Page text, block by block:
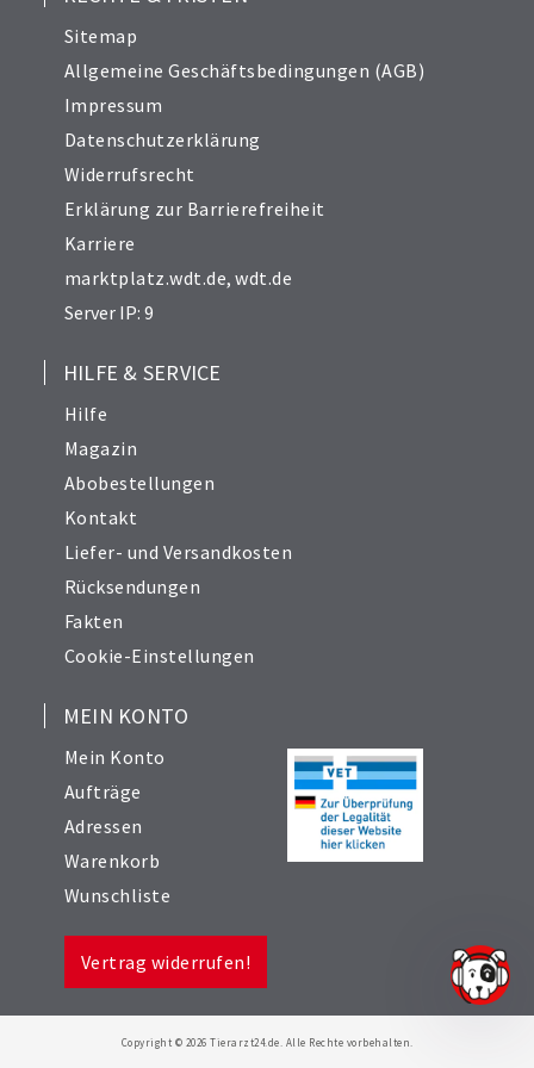
Sitemap
Allgemeine Geschäftsbedingungen (AGB)
Impressum
Datenschutzerklärung
Widerrufsrecht
Erklärung zur Barrierefreiheit
Karriere
marktplatz.wdt.de,wdt.de
Server IP: 9
HILFE & SERVICE
Hilfe
Magazin
Abobestellungen
Kontakt
Liefer- und Versandkosten
Rücksendungen
Fakten
Cookie-Einstellungen
MEIN KONTO
Mein Konto
Aufträge
Adressen
Warenkorb
Wunschliste
Vertrag widerrufen!
Copyright © 2026 Tierarzt24.de. Alle Rechte vorbehalten.